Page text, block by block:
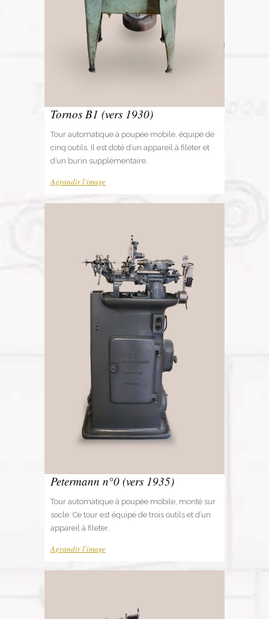
Tornos B1 (vers 1930)
Tour automatique à poupée mobile, équipé de
cinq outils. Il est doté d’un appareil à fileter et
d’un burin supplémentaire.
Agrandir l'image
Petermann n°0 (vers 1935)
Tour automatique à poupée mobile, monté sur
socle. Ce tour est équipé de trois outils et d’un
appareil à fileter.
Agrandir l'image